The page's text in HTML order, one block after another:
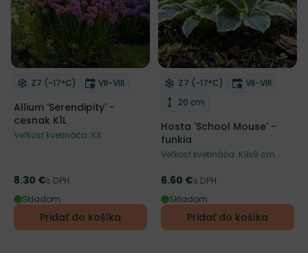
NOVINKA
Odober do zoznamu želaní
Mrazuvzdornosť
Z7 (-17°C) Doba kvitnutia
VII-VIII
Allium 'Serendipity' -
cesnak K1L
Veľkosť kvetináča: K1l
Cena
8.30 €s DPH
Skladom
Pridať do košíka
Odober do zoznamu želaní
Mrazuvzdornosť
Z7 (-17°C) Doba
VII-VIII
Výška rastliny
20 cm
Hosta 'School Mouse' -
funkia
Veľkosť kvetináča: K9x9 cm
Cena
6.60 €s DPH
Skladom
Pridať do košíka